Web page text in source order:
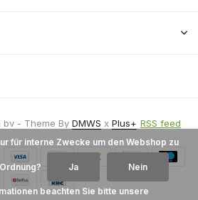
- Theme By DMWS x Plus+ RSS feed
für interne Zwecke um den Webshop zu
Ja Nein
beachten Sie bitte unsere